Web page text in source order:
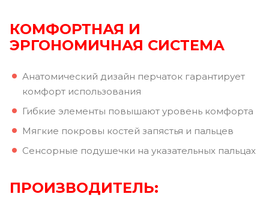
КОМФОРТНАЯ И
ЭРГОНОМИЧНАЯ СИСТЕМА
Анатомический дизайн перчаток гарантирует
комфорт использования
Гибкие элементы повышают уровень комфорта
Мягкие покровы костей запястья и пальцев
Сенсорные подушечки на указательных пальцах
ПРОИЗВОДИТЕЛЬ: